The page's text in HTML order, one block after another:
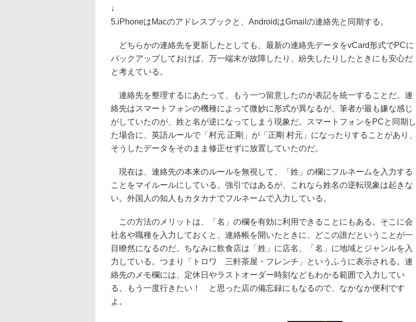
↓
5.iPhoneはMacのアドレスブックと、AndroidはGmailの連絡先と同期する。
どちらかの連絡先を更新したとしても、最新の連絡先データをvCard形式でPCに
バックアップしておけば、万一端末が故障したり、紛失したりしたときにも安心だ
と考えている。
連絡先を整理するにあたって、もう一つ留意したのが表記を統一することだ。連
絡先はスマートフォンの機種によって微妙に形式が異なるが、筆者が最も嫌な感じ
がしていたのが、姓と名が逆になってしまう現象だ。スマートフォンをPCと同期し
た場合に、英語ルールで「村元 正剛」が「正剛 村元」になったりすることがあり、
そうしたデータをそのまま修正せずに放置していたのだ。
現在は、連絡先の本来のルールを無視して、「姓」の欄にフルネームを入力する
ことをマイルールにしている。強引ではあるが、これなら姓名の逆転現象は起きな
い。外国人の知人もカタカナでフルネームで入力している。
この方法のメリットは、「名」の欄を有効に利用できることにもある。そこに会
社名や職種を入力しておくと、連絡帳を開いたときに、どこの誰だということが一
目瞭然になるのだ。ちなみに飲食店は「姓」に店名、「名」に地域とジャンルを入
力している。つまり「トロワ 三軒茶屋・フレンチ」というふうに表示される。連
絡先のメモ欄には、定休日やラストオーダー時刻などもわかる範囲で入力してい
る。もう一度行きたい！ と思った店の備忘録にもなるので、なかなか便利です
よ。